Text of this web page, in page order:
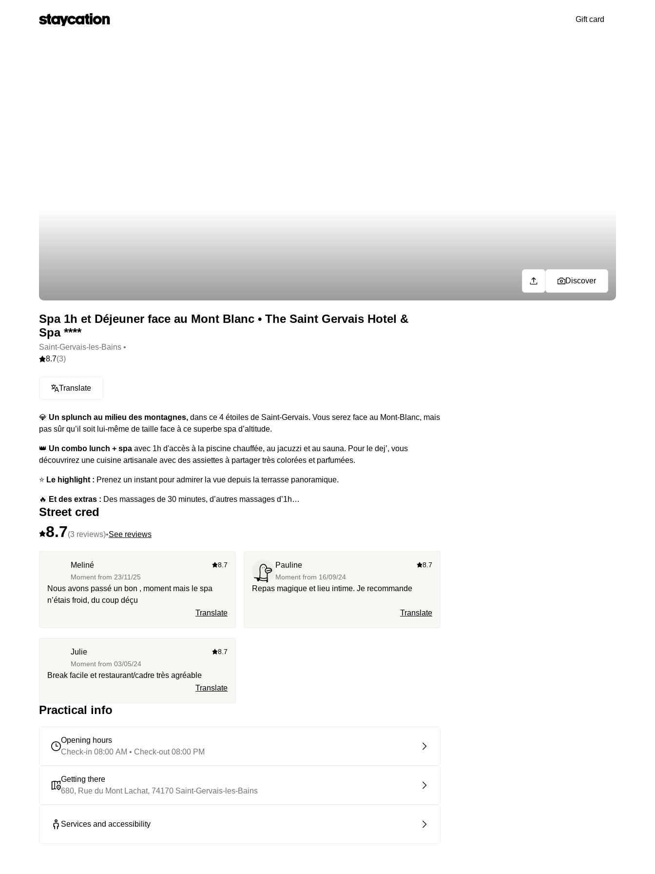
Gift card
Discover
Spa 1h et Déjeuner face au Mont Blanc • The Saint Gervais Hotel &
Spa ****
Saint-Gervais-les-Bains •
8.7(3)
Translate
💎 Un splunch au milieu des montagnes, dans ce 4 étoiles de Saint-Gervais. Vous serez face au Mont-Blanc, mais
pas sûr qu’il soit lui-même de taille face à ce superbe spa d’altitude.
👑 Un combo lunch + spa avec 1h d'accès à la piscine chauffée, au jacuzzi et au sauna. Pour le dej’, vous
découvrirez une cuisine artisanale avec des assiettes à partager très colorées et parfumées.
⭐️ Le highlight : Prenez un instant pour admirer la vue depuis la terrasse panoramique.
🔥 Et des extras : Des massages de 30 minutes, d’autres massages d’1h…
Street cred
8.7(3 reviews)•See reviews
Meliné
Moment from 23/11/25
8.7
Nous avons passé un bon , moment mais le spa
n’étais froid, du coup déçu
Translate
Pauline
Moment from 16/09/24
8.7
Repas magique et lieu intime. Je recommande
Translate
Julie
Moment from 03/05/24
8.7
Break facile et restaurant/cadre très agréable
Translate
Practical info
Opening hours
Check-in 08:00 AM • Check-out 08:00 PM
Getting there
680, Rue du Mont Lachat, 74170 Saint-Gervais-les-Bains
Services and accessibility